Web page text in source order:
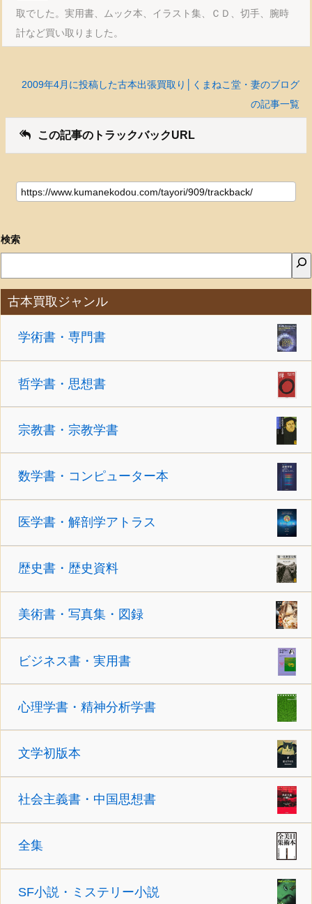
取でした。実用書、ムック本、イラスト集、ＣＤ、切手、腕時
計など買い取りました。
2009年4月に投稿した古本出張買取り│くまねこ堂・妻のブログ
の記事一覧
この記事のトラックバックURL
検索
古本買取ジャンル
学術書・専門書
哲学書・思想書
宗教書・宗教学書
数学書・コンピューター本
医学書・解剖学アトラス
歴史書・歴史資料
美術書・写真集・図録
ビジネス書・実用書
心理学書・精神分析学書
文学初版本
社会主義書・中国思想書
全集
SF小説・ミステリー小説